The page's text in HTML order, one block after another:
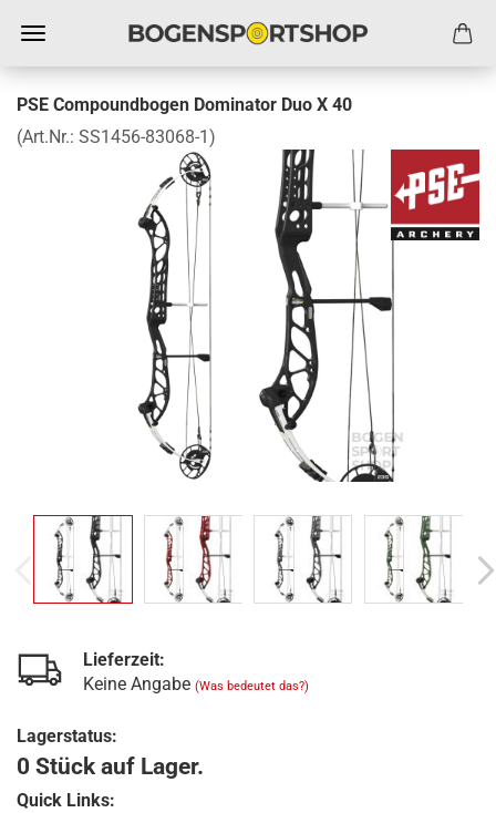
PSE Compoundbogen Dominator Duo X 40
(Art.Nr.: SS1456-83068-1)
Lieferzeit:
Keine Angabe (Was bedeutet das?)
Lagerstatus:
0 Stück auf Lager.
Quick Links: